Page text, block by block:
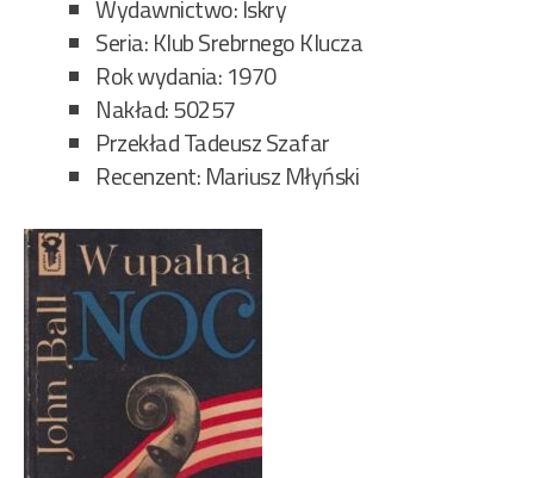
Wydawnictwo: Iskry
Seria: Klub Srebrnego Klucza
Rok wydania: 1970
Nakład: 50257
Przekład Tadeusz Szafar
Recenzent: Mariusz Młyński